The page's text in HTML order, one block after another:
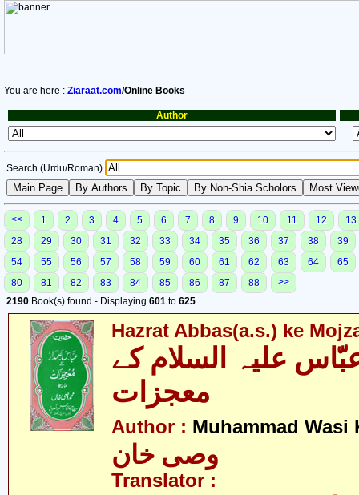
You are here : Ziaraat.com/Online Books
Author
Search (Urdu/Roman)
<< 1 2 3 4 5 6 7 8 9 10 11 12
13
28
29 30 31 32 33 34 35 36 37 38
39
54
55 56 57 58 59 60 61 62 63 64
65
80
81 82 83 84 85 86 87 88
>>
2190 Book(s) found - Displaying 601 to 625
Hazrat Abbas(a.s.) ke
علیہ السلام کے
Author : Muhammad Wasi
وصی خان
Translator :